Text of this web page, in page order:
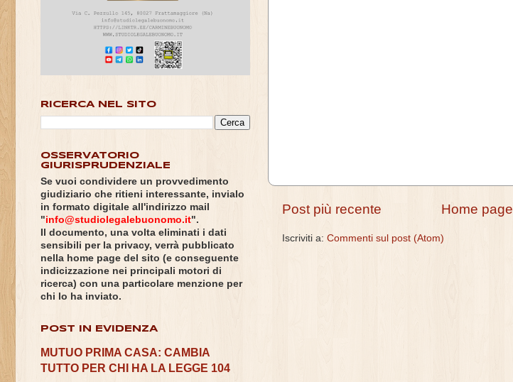
Post più recente Home page
Iscriviti a: Commenti sul post (Atom)
RICERCA NEL SITO
OSSERVATORIO
GIURISPRUDENZIALE
Se vuoi condividere un provvedimento
giudiziario che ritieni interessante, invialo
in formato digitale all'indirizzo mail
"info@studiolegalebuonomo.it".
Il documento, una volta eliminati i dati
sensibili per la privacy, verrà pubblicato
nella home page del sito (e conseguente
indicizzazione nei principali motori di
ricerca) con una particolare menzione per
chi lo ha inviato.
POST IN EVIDENZA
MUTUO PRIMA CASA: CAMBIA
TUTTO PER CHI HA LA LEGGE 104